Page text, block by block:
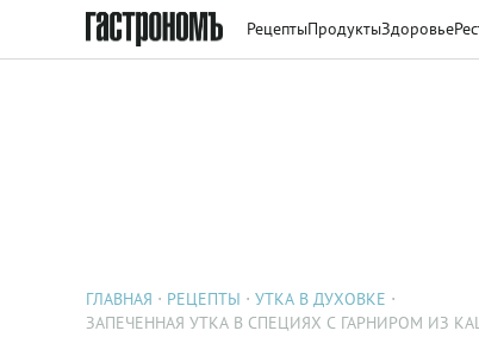
РецептыПродуктыЗдоровье
ГЛАВНАЯ РЕЦЕПТЫ
УТКА В ДУХОВКЕ
ЗАПЕЧЕННАЯ УТКА В СПЕЦИЯХ С ГАРНИРОМ ИЗ